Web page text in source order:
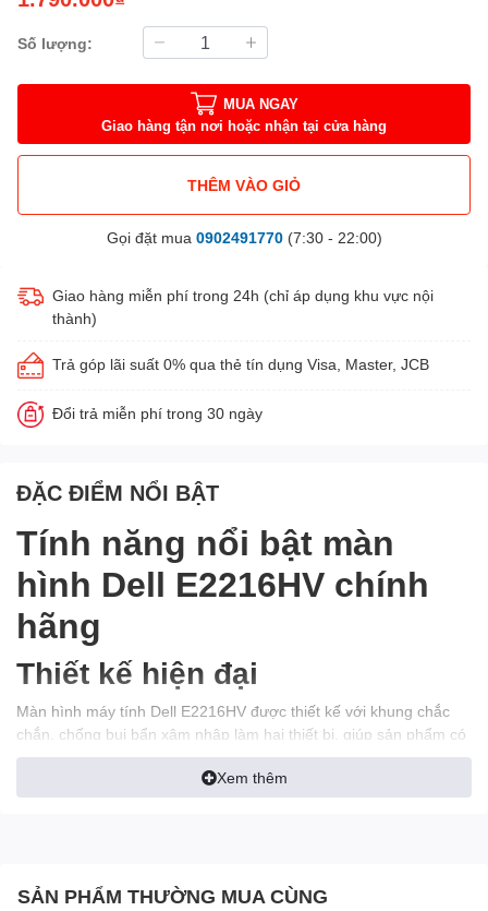
Số lượng:
MUA NGAY
Giao hàng tận nơi hoặc nhận tại cửa hàng
THÊM VÀO GIỎ
Gọi đặt mua 0902491770(7:30 - 22:00)
Giao hàng miễn phí trong 24h (chỉ áp dụng khu vực nội
thành)
Trả góp lãi suất 0% qua thẻ tín dụng Visa, Master, JCB
Đổi trả miễn phí trong 30 ngày
ĐẶC ĐIỂM NỔI BẬT
Tính năng nổi bật màn
hình Dell E2216HV chính
hãng
Thiết kế hiện đại
Màn hình máy tính Dell E2216HV được thiết kế với khung chắc
chắn, chống bụi bẩn xâm nhập làm hại thiết bị, giúp sản phẩm có
độ bền cao, phục vụ bạn lâu dài. Gam màu đen giúp màn hình dễ
dàng thích nghi với không gian phòng hoặc nơi làm việc.
phép bạn thao tác dễ dàng, rõ ràng, thuận tiện để thưởng thức
Xem thêm
SẢN PHẨM THƯỜNG MUA CÙNG